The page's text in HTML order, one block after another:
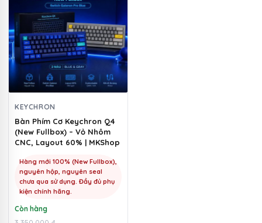
KEYCHRON
Bàn Phím Cơ Keychron Q4
(New Fullbox) – Vỏ Nhôm
CNC, Layout 60% | MKShop
Hàng mới 100% (New Fullbox),
nguyên hộp, nguyên seal
chưa qua sử dụng. Đầy đủ phụ
kiện chính hãng.
Còn hàng
có
nhiều
biến
thể.
Các
tùy
chọn
có
thể
được
chọn
trên
trang
sản
phẩm